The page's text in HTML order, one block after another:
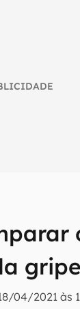
gripe
04/2021 às
e reviews